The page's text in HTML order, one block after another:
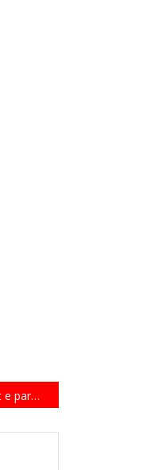
Mbahen zgjedhjet e parakohshme parlamentare në Maqedoninë e Veriut